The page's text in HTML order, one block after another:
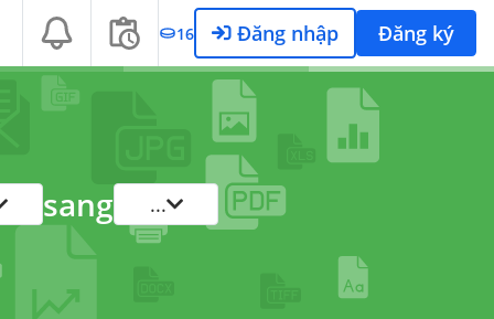
16 Đăng nhập Đăng ký
sang ...